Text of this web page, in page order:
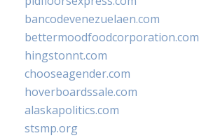
bancodevenezuelaen.com
bettermoodfoodcorporation.com
hingstonnt.com
chooseagender.com
hoverboardssale.com
alaskapolitics.com
stsmp.org